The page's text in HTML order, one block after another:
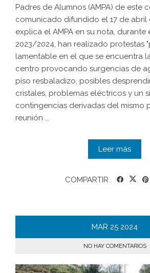
Padres de Alumnos (AMPA) de este
comunicado difundido el 17 de abril
explica el AMPA en su nota,
2023/2024, han realizado protestas
lamentable en el que se encuentra
centro provocando surgencias de
piso resbaladizo, posibles
cristales, problemas eléctricos y un
contingencias derivadas del mismo
reunión ...
Leer más
COMPARTIR
MAR 25 2024
NO HAY COMENTARIOS